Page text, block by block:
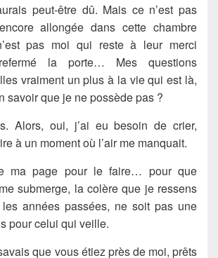
peut-être dû. Mais ce n’est pas
allongée dans cette chambre
pas moi qui reste à leur merci
la porte… Mes questions
vraiment un plus à la vie qui est là,
savoir que je ne possède pas ?
Alors, oui, j’ai eu besoin de crier,
à un moment où l’air me manquait.
ma page pour le faire… pour que
submerge, la colère que je ressens
années passées, ne soit pas une
pour celui qui veille.
que vous étiez près de moi, prêts